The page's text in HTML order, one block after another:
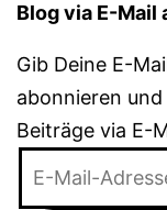
Blog via E-Mail
Gib Deine E-
abonnieren
Beiträge via E-